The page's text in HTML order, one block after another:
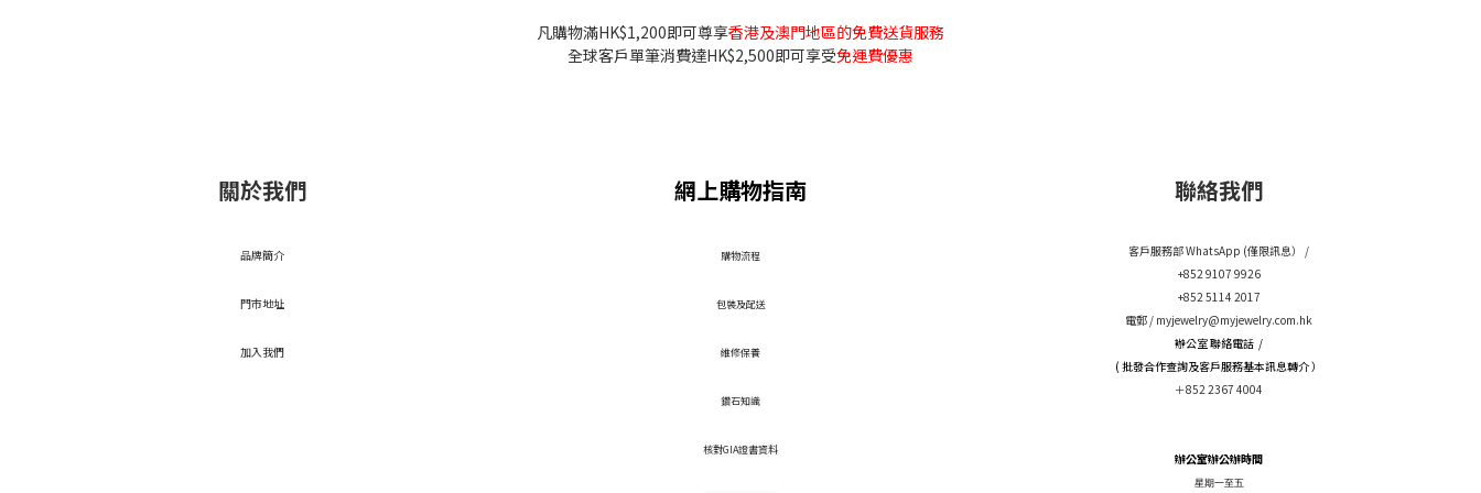
凡購物滿HK$1,200即可尊享香港及澳門地區的免費送貨服務
全球客戶單筆消費達HK$2,500即可享受免運費優惠
關於我們
品牌簡介
門市地址
加入我們
網上購物指南
​購物流程
包裝及配送
維修保養
鑽石知識
核對GIA證書資料
聯絡我們
客戶服務部 WhatsApp (僅限訊息） /
+852 9107 9926
+852 5114 2017
電郵 / myjewelry@myjewelry.com.hk
辦公室 聯絡電話 /
( 批發合作查詢及客戶服務基本訊息轉介 ）
＋852 2367 4004
辦公室辦公辦時間
星期一至五